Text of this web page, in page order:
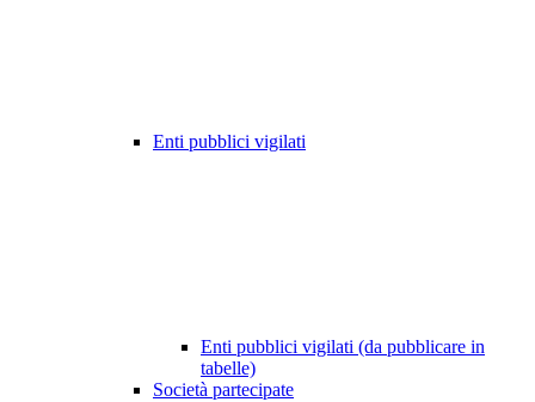
Enti pubblici vigilati
Enti pubblici vigilati (da pubblicare in
tabelle)
Società partecipate